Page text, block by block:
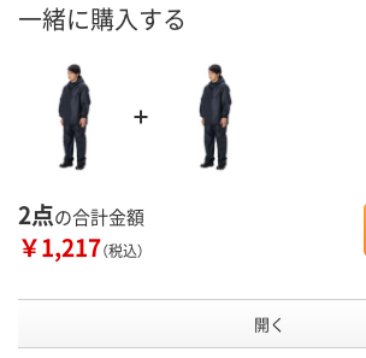
一緒に購入する
2点の合計金額
￥1,217（税込）
開く